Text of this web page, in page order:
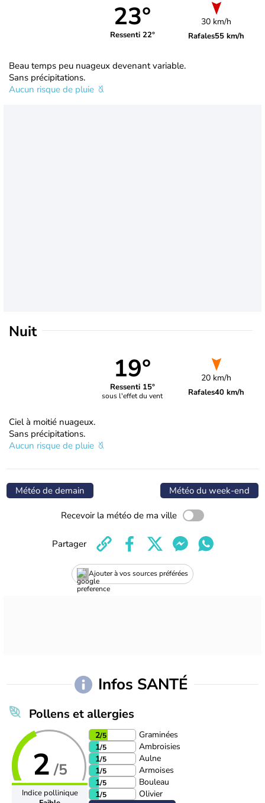
23°
Ressenti 22°
30 km/h
Rafales55 km/h
Beau temps peu nuageux devenant variable.
Sans précipitations.
Aucun risque de pluie
Nuit
19°
Ressenti 15°
sous l'effet du vent
20 km/h
Rafales40 km/h
Ciel à moitié nuageux.
Sans précipitations.
Aucun risque de pluie
Météo de demain Météo du week-end
Recevoir la météo de ma ville
Ajouter à vos sources préférées
Partager
Infos SANTÉ
Pollens et allergies
2 /5
Indice pollinique
2/5
Graminées
1/5
Ambroisies
1/5
Aulne
1/5
Armoises
1/5
Bouleau
1/5
Olivier